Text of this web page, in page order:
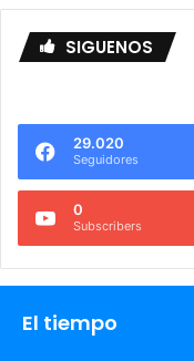
SIGUENOS
29.020
Seguidores
0
Subscribers
El tiempo